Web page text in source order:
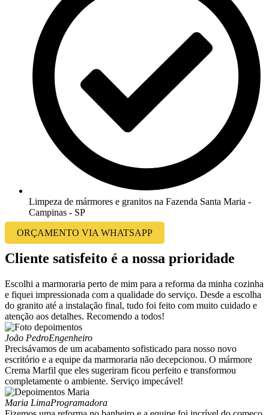
Limpeza de mármores e granitos na Fazenda Santa Maria -
Campinas - SP
ORÇAMENTO VIA WHATSAPP
Cliente satisfeito é a nossa prioridade
Escolhi a marmoraria perto de mim para a reforma da minha cozinha
e fiquei impressionada com a qualidade do serviço. Desde a escolha
do granito até a instalação final, tudo foi feito com muito cuidado e
atenção aos detalhes. Recomendo a todos!
João PedroEngenheiro
Precisávamos de um acabamento sofisticado para nosso novo
escritório e a equipe da marmoraria não decepcionou. O mármore
Crema Marfil que eles sugeriram ficou perfeito e transformou
completamente o ambiente. Serviço impecável!
Maria LimaProgramadora